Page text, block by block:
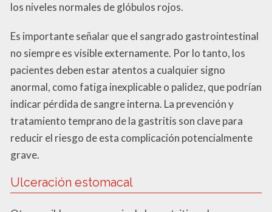
los niveles normales de glóbulos rojos.
Es importante señalar que el sangrado gastrointestinal
no siempre es visible externamente. Por lo tanto, los
pacientes deben estar atentos a cualquier signo
anormal, como fatiga inexplicable o palidez, que podrían
indicar pérdida de sangre interna. La prevención y
tratamiento temprano de la gastritis son clave para
reducir el riesgo de esta complicación potencialmente
grave.
Ulceración estomacal